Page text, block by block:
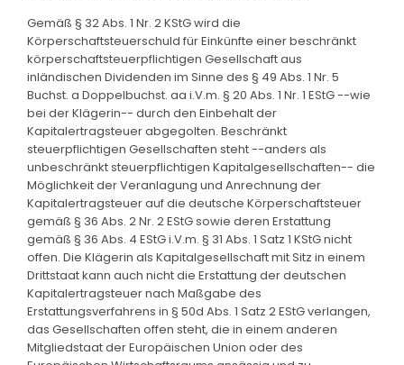
Gemäß § 32 Abs. 1 Nr. 2 KStG wird die
Körperschaftsteuerschuld für Einkünfte einer beschränkt
körperschaftsteuerpflichtigen Gesellschaft aus
inländischen Dividenden im Sinne des § 49 Abs. 1 Nr. 5
Buchst. a Doppelbuchst. aa i.V.m. § 20 Abs. 1 Nr. 1 EStG --wie
bei der Klägerin-- durch den Einbehalt der
Kapitalertragsteuer abgegolten. Beschränkt
steuerpflichtigen Gesellschaften steht --anders als
unbeschränkt steuerpflichtigen Kapitalgesellschaften-- die
Möglichkeit der Veranlagung und Anrechnung der
Kapitalertragsteuer auf die deutsche Körperschaftsteuer
gemäß § 36 Abs. 2 Nr. 2 EStG sowie deren Erstattung
gemäß § 36 Abs. 4 EStG i.V.m. § 31 Abs. 1 Satz 1 KStG nicht
offen. Die Klägerin als Kapitalgesellschaft mit Sitz in einem
Drittstaat kann auch nicht die Erstattung der deutschen
Kapitalertragsteuer nach Maßgabe des
Erstattungsverfahrens in § 50d Abs. 1 Satz 2 EStG verlangen,
das Gesellschaften offen steht, die in einem anderen
Mitgliedstaat der Europäischen Union oder des